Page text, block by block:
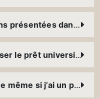
Qui a accès aux informations présentées dans le dossier social ?
Comment dois-je rembourser le prêt universitaire ? Dois-je payer des intérêts ? Quelle garantie faut-il présenter ?
Puis-je obtenir mon diplôme même si j’ai un prêt à rembourser ?